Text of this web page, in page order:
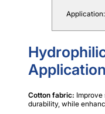
Application:
Cotton fabric: Improve
durability, while